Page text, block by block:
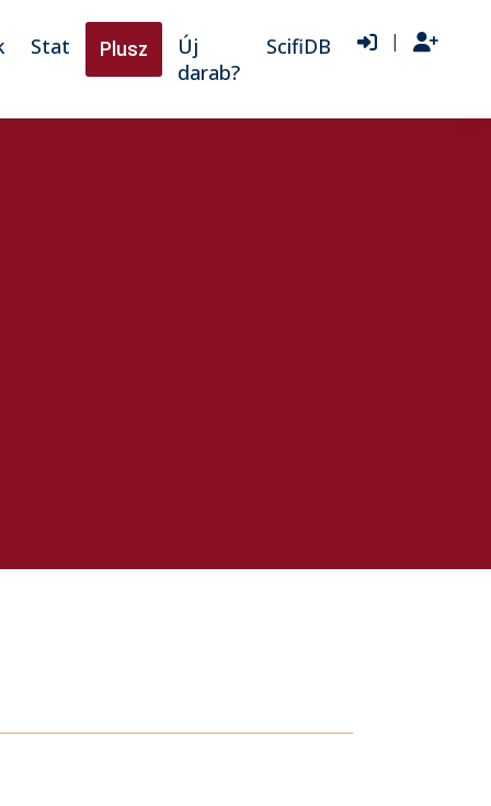
Stat Plusz
Új
darab?
ScifiDB |